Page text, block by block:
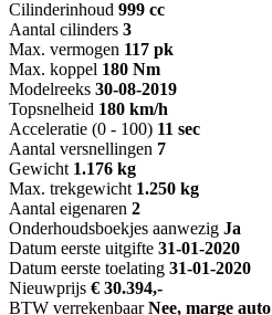
Cilinderinhoud 999 cc
Aantal cilinders 3
Max. vermogen 117 pk
Max. koppel 180 Nm
Modelreeks 30-08-2019
Topsnelheid 180 km/h
Acceleratie (0 - 100) 11 sec
Aantal versnellingen 7
Gewicht 1.176 kg
Max. trekgewicht 1.250 kg
Aantal eigenaren 2
Onderhoudsboekjes aanwezig Ja
Datum eerste uitgifte 31-01-2020
Datum eerste toelating 31-01-2020
Nieuwprijs € 30.394,-
BTW verrekenbaar Nee, marge auto